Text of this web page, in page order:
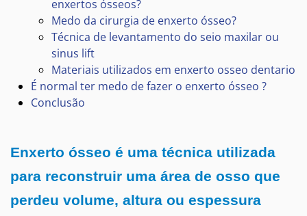
enxertos ósseos?
Medo da cirurgia de enxerto ósseo?
Técnica de levantamento do seio maxilar ou
sinus lift
Materiais utilizados em enxerto osseo dentario
É normal ter medo de fazer o enxerto ósseo ?
Conclusão
Enxerto ósseo é uma técnica utilizada
para reconstruir uma área de osso que
perdeu volume, altura ou espessura